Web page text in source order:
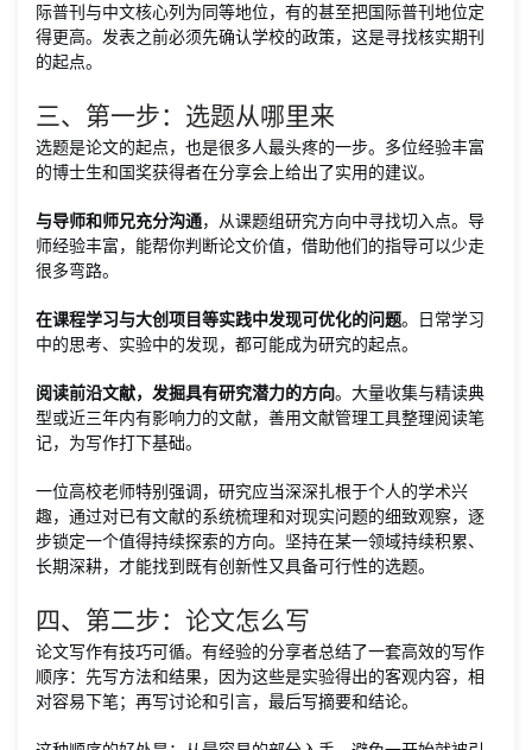
际普刊与中文核心列为同等地位，有的甚至把国际普刊地位定
得更高。发表之前必须先确认学校的政策，这是寻找核实期刊
的起点。
三、第一步：选题从哪里来
选题是论文的起点，也是很多人最头疼的一步。多位经验丰富
的博士生和国奖获得者在分享会上给出了实用的建议。
与导师和师兄充分沟通，从课题组研究方向中寻找切入点。导
师经验丰富，能帮你判断论文价值，借助他们的指导可以少走
很多弯路。
在课程学习与大创项目等实践中发现可优化的问题。日常学习
中的思考、实验中的发现，都可能成为研究的起点。
阅读前沿文献，发掘具有研究潜力的方向。大量收集与精读典
型或近三年内有影响力的文献，善用文献管理工具整理阅读笔
记，为写作打下基础。
一位高校老师特别强调，研究应当深深扎根于个人的学术兴
趣，通过对已有文献的系统梳理和对现实问题的细致观察，逐
步锁定一个值得持续探索的方向。坚持在某一领域持续积累、
长期深耕，才能找到既有创新性又具备可行性的选题。
四、第二步：论文怎么写
论文写作有技巧可循。有经验的分享者总结了一套高效的写作
顺序：先写方法和结果，因为这些是实验得出的客观内容，相
对容易下笔；再写讨论和引言，最后写摘要和结论。